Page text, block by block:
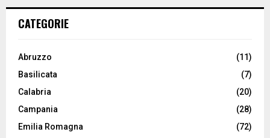
CATEGORIE
Abruzzo
(11)
Basilicata
(7)
Calabria
(20)
Campania
(28)
Emilia Romagna
(72)